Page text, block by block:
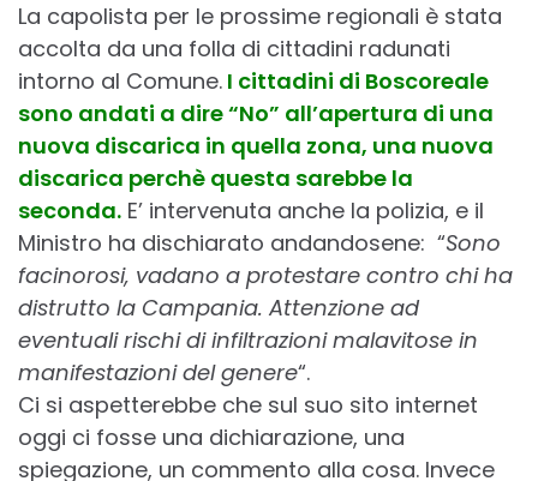
La capolista per le prossime regionali è stata
accolta da una folla di cittadini radunati
intorno al Comune. I cittadini di Boscoreale
sono andati a dire “No” all’apertura di una
nuova discarica in quella zona, una nuova
discarica perchè questa sarebbe la
seconda. E’ intervenuta anche la polizia, e il
Ministro ha dischiarato andandosene: “Sono
facinorosi, vadano a protestare contro chi ha
distrutto la Campania. Attenzione ad
eventuali rischi di infiltrazioni malavitose in
manifestazioni del genere“.
Ci si aspetterebbe che sul suo sito internet
oggi ci fosse una dichiarazione, una
spiegazione, un commento alla cosa. Invece